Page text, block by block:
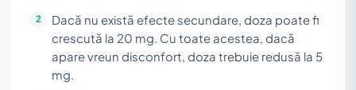
Dacă nu există efecte secundare, doza poate fi
crescută la 20 mg. Cu toate acestea, dacă
apare vreun disconfort, doza trebuie redusă la 5
mg.